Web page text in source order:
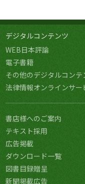
デジタルコンテンツ
WEB日本評論
電子書籍
その他のデジタルコンテ
法律情報オンラインサー
書店様へのご案内
テキスト採用
広告掲載
ダウンロード一覧
図書目録贈呈
新聞掲載広告